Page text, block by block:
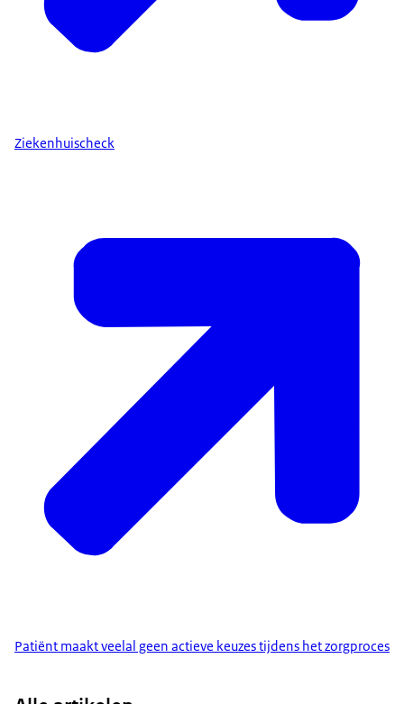
Ziekenhuischeck
Patiënt maakt veelal geen actieve keuzes tijdens het zorgproces